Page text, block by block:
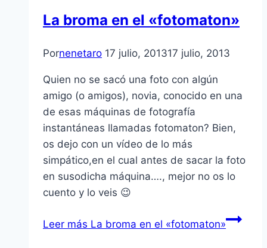
La broma en el «fotomaton»
Pornenetaro 17 julio, 201317 julio, 2013
Quien no se sacó una foto con algún
amigo (o amigos), novia, conocido en una
de esas máquinas de fotografía
instantáneas llamadas fotomaton? Bien,
os dejo con un vídeo de lo más
simpático,en el cual antes de sacar la foto
en susodicha máquina…., mejor no os lo
cuento y lo veis 😉
Leer más La broma en el «fotomaton»